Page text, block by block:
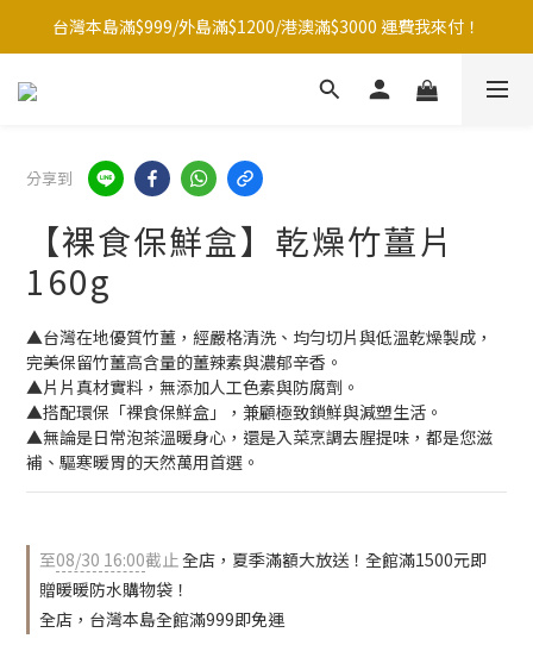
台灣本島滿$999/外島滿$1200/港澳滿$3000 運費我來付！
台灣本島滿$999/外島滿$1200/港澳滿$3000 運費我來付！
點☝️加入LINE官方帳號綁定好友再領取$50購物金
台灣本島滿$999/外島滿$1200/港澳滿$3000 運費我來付！
分享到
【裸食保鮮盒】乾燥竹薑片
160g
▲台灣在地優質竹薑，經嚴格清洗、均勻切片與低溫乾燥製成，
完美保留竹薑高含量的薑辣素與濃郁辛香。
▲片片真材實料，無添加人工色素與防腐劑。
▲搭配環保「裸食保鮮盒」，兼顧極致鎖鮮與減塑生活。
▲無論是日常泡茶溫暖身心，還是入菜烹調去腥提味，都是您滋
補、驅寒暖胃的天然萬用首選。
至08/30 16:00截止全店，夏季滿額大放送！全館滿1500元即
贈暖暖防水購物袋！
全店，台灣本島全館滿999即免運